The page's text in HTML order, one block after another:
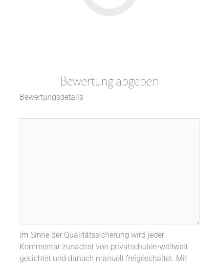
Bewertung abgeben
Bewertungsdetails
Im Sinne der Qualitätssicherung wird jeder
Kommentar zunächst von privatschulen-weltweit
gesichtet und danach manuell freigeschaltet. Mit